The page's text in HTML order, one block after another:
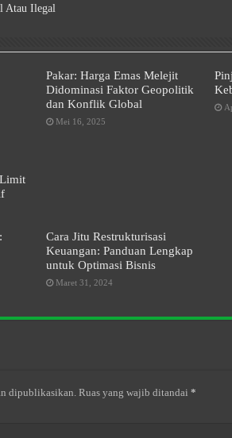
Atau Ilegal
Pakar: Harga Emas Melejit
Didominasi Faktor Geopolitik
dan Konflik Global
Mei 16, 2025
Cara Jitu Restrukturisasi
Keuangan: Panduan Lengkap
untuk Optimasi Bisnis
Maret 31, 2024
dipublikasikan. Ruas yang wajib ditandai *